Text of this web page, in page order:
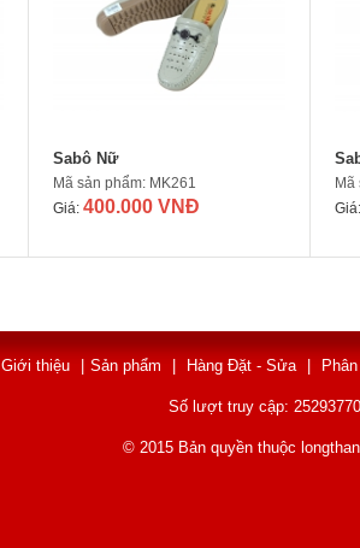
Sabô Nữ
Mã sản phẩm: MK261
Giá: 400.000 VNĐ
Mã
Giá:
Giới thiệu | Sản phẩm | Hàng Đặt - Sửa |
Số lượt truy cập: 25293770
© 2015 Bản quyền thuộc